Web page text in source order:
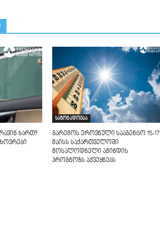
ხართ?
საზოგადოება
გარემოს ეროვნული სააგენტო 15-17
მაისს საქართველოში
მოსალოდნელი ამინდის
პროგნოზს აქვეყნებს